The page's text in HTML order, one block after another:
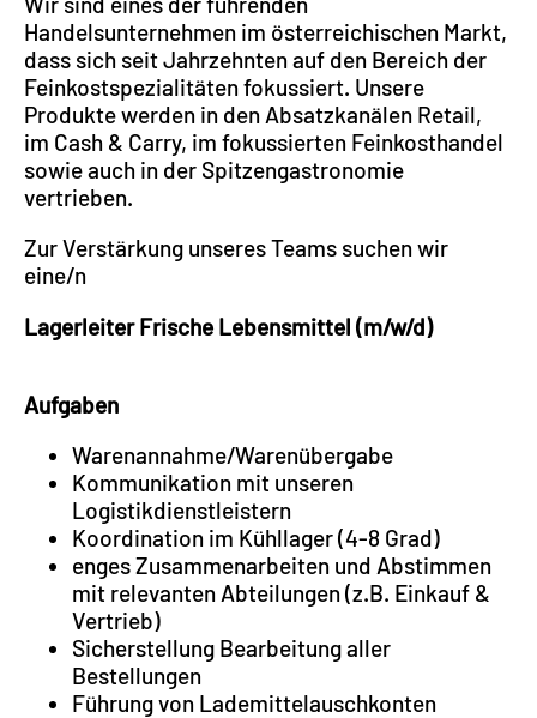
Handelsunternehmen im österreichischen Markt,
dass sich seit Jahrzehnten auf den Bereich der
Feinkostspezialitäten fokussiert. Unsere
Produkte werden in den Absatzkanälen Retail,
im Cash & Carry, im fokussierten Feinkosthandel
sowie auch in der Spitzengastronomie
vertrieben.
Zur Verstärkung unseres Teams suchen wir
eine/n
Lagerleiter Frische Lebensmittel (m/w/d)
Aufgaben
Warenannahme/Warenübergabe
Kommunikation mit unseren
Logistikdienstleistern
Koordination im Kühllager (4-8 Grad)
enges Zusammenarbeiten und Abstimmen
mit relevanten Abteilungen (z.B. Einkauf &
Vertrieb)
Sicherstellung Bearbeitung aller
Bestellungen
Führung von Lademittelauschkonten